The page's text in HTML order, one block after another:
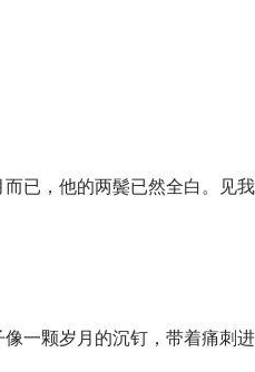
已，他的两鬓已然全白。见
一颗岁月的沉钉，带着痛刺